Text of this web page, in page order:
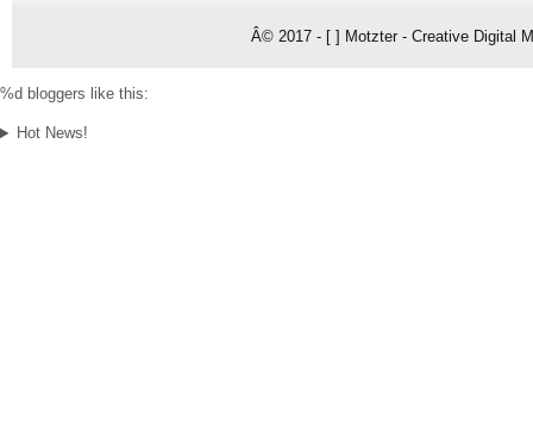
Â© 2017 - [ ] Motzter - Creative Digital
%d bloggers like this:
Hot News!